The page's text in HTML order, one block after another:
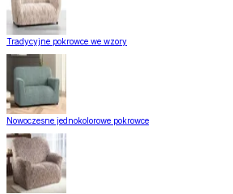
Tradycyjne pokrowce we wzory
Nowoczesne jednokolorowe pokrowce